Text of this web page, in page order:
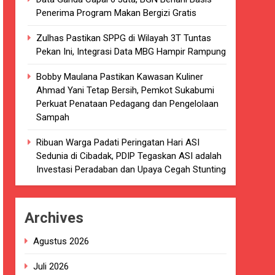
di puskesmas.
terkait Dugaan beredar nya Obat
Kabupaten Sukabumi Angkat
akan Kadaluarsa oleh Puskesmas
Penerima Program Makan Bergizi Gratis
Zulhas Pastikan SPPG di Wilayah 3T Tuntas
Pekan Ini, Integrasi Data MBG Hampir Rampung
Bobby Maulana Pastikan Kawasan Kuliner
Ahmad Yani Tetap Bersih, Pemkot Sukabumi
Perkuat Penataan Pedagang dan Pengelolaan
Sampah
Ribuan Warga Padati Peringatan Hari ASI
Sedunia di Cibadak, PDIP Tegaskan ASI adalah
Investasi Peradaban dan Upaya Cegah Stunting
Archives
Agustus 2026
Juli 2026